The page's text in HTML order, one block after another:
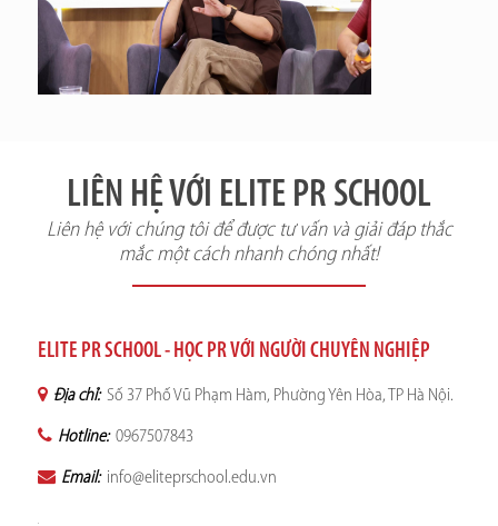
LIÊN HỆ VỚI ELITE PR SCHOOL
Liên hệ với chúng tôi để được tư vấn và giải đáp thắc
mắc một cách nhanh chóng nhất!
ELITE PR SCHOOL - HỌC PR VỚI NGƯỜI CHUYÊN NGHIỆP
Địa chỉ: Số 37 Phố Vũ Phạm Hàm, Phường Yên Hòa, TP Hà Nội.
Hotline: 0967507843
Email: info@eliteprschool.edu.vn